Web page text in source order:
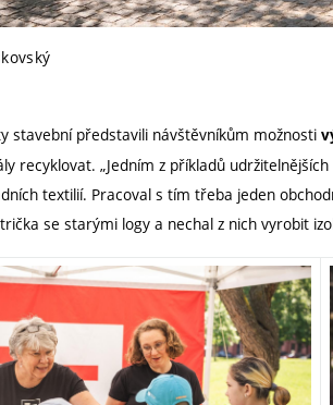
stavební představili návštěvníkům možnosti
recyklovat. „Jedním z příkladů
textilií. Pracoval s tím třeba jeden
se starými logy a nechal z nich vyrobit